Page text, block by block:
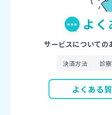
よく
サービスについての
決済方法 診
よくある